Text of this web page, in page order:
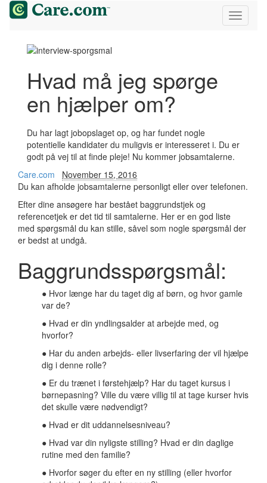
Hvad må jeg spørge
en hjælper om?
Du har lagt jobopslaget op, og har fundet nogle
potentielle kandidater du muligvis er interesseret i. Du er
godt på vej til at finde pleje! Nu kommer jobsamtalerne.
Care.com
November 15, 2016
Du kan afholde jobsamtalerne personligt eller over telefonen.
Efter dine ansøgere har bestået baggrundstjek og
referencetjek er det tid til samtalerne. Her er en god liste
med spørgsmål du kan stille, såvel som nogle spørgsmål der
er bedst at undgå.
Baggrundsspørgsmål:
● Hvor længe har du taget dig af børn, og hvor gamle
var de?
● Hvad er din yndlingsalder at arbejde med, og
hvorfor?
● Har du anden arbejds- eller livserfaring der vil hjælpe
dig i denne rolle?
● Er du trænet i førstehjælp? Har du taget kursus i
børnepasning? Ville du være villig til at tage kurser hvis
det skulle være nødvendigt?
● Hvad er dit uddannelsesniveau?
● Hvad var din nyligste stilling? Hvad er din daglige
rutine med den familie?
● Hvorfor søger du efter en ny stilling (eller hvorfor